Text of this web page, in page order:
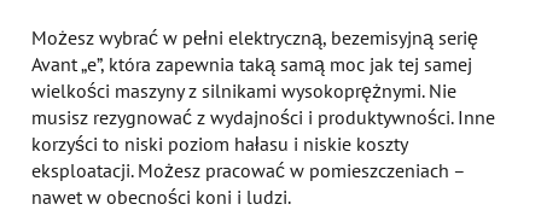
Możesz wybrać w pełni elektryczną, bezemisyjną serię
Avant „e”, która zapewnia taką samą moc jak tej samej
wielkości maszyny z silnikami wysokoprężnymi. Nie
musisz rezygnować z wydajności i produktywności. Inne
korzyści to niski poziom hałasu i niskie koszty
eksploatacji. Możesz pracować w pomieszczeniach –
nawet w obecności koni i ludzi.